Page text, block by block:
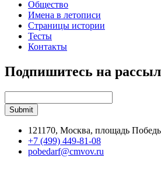
Общество
Имена в летописи
Страницы истории
Тесты
Контакты
Подпишитесь на
121170, Москва, площадь
+7 (499) 449-81-08
pobedarf@cmvov.ru